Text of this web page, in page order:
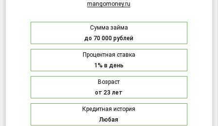
mangomoney.ru
Сумма займа
до 70 000 рублей
Процентная ставка
1% в день
Возраст
от 23 лет
Кредитная история
Любая